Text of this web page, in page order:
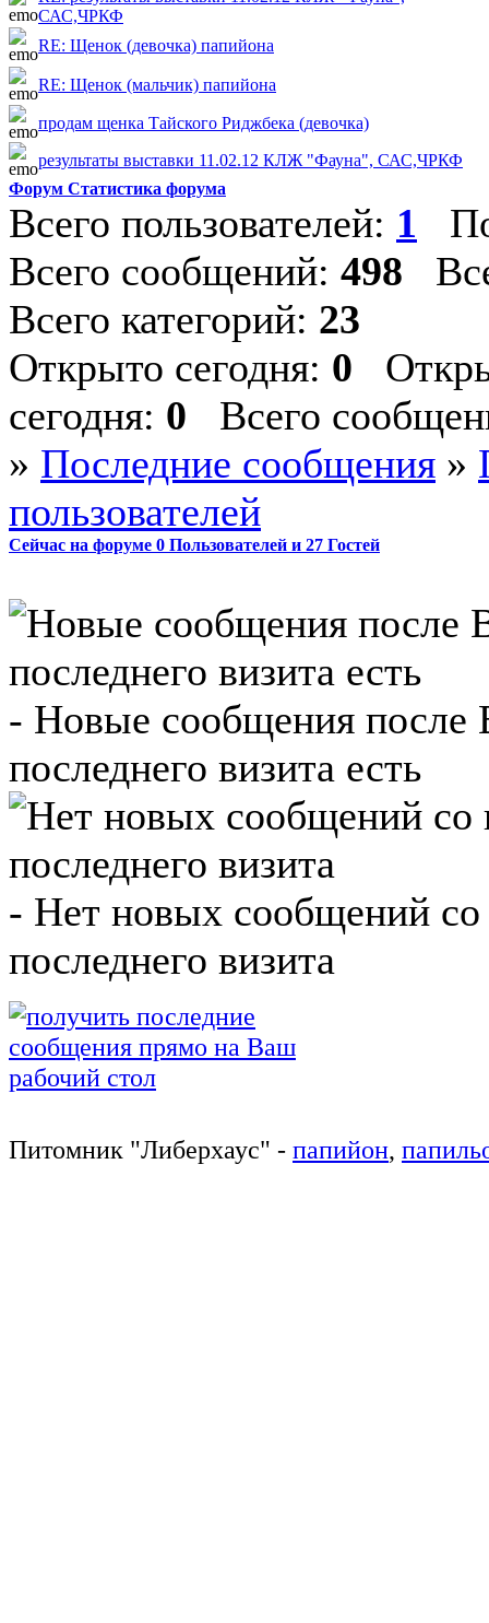
САС,ЧРКФ
RE: Щенок (девочка) папийона
RE: Щенок (мальчик) папийона
продам щенка Тайского Риджбека (девочка)
результаты выставки 11.02.12 КЛЖ "Фауна", САС,ЧРКФ
Форум Статистика форума
Всего пользователей: 1
Всего сообщений: 498
Всего категорий: 23
Открыто сегодня: 0
сегодня: 0 Всего
» Последние сообщения »
пользователей
Сейчас на форуме 0 Пользователей и 27 Гостей
- Новые сообщения после
последнего визита есть
- Нет новых сообщений
последнего визита
Питомник "Либерхаус" - папийон,